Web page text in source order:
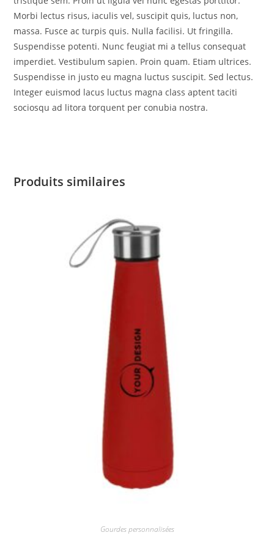
Morbi lectus risus, iaculis vel, suscipit quis, luctus non,
massa. Fusce ac turpis quis. Nulla facilisi. Ut fringilla.
Suspendisse potenti. Nunc feugiat mi a tellus consequat
imperdiet. Vestibulum sapien. Proin quam. Etiam ultrices.
Suspendisse in justo eu magna luctus suscipit. Sed lectus.
Integer euismod lacus luctus magna class aptent taciti
sociosqu ad litora torquent per conubia nostra.
Produits similaires
Gourdes personnalisées